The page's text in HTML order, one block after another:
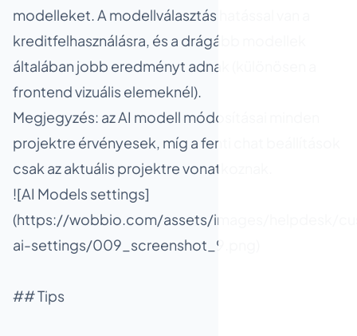
modelleket. A modellválasztás hatással van a
kreditfelhasználásra, és a drágább modellek
általában jobb eredményt adnak (különösen a
frontend vizuális elemeknél).
Megjegyzés: az AI modell módosításai minden
projektre érvényesek, míg a fenti chat beállítások
csak az aktuális projektre vonatkoznak.
![AI Models settings]
(https://wobbio.com/assets/images/helpdesk/
ai-settings/009_screenshot_9.png)
## Tips